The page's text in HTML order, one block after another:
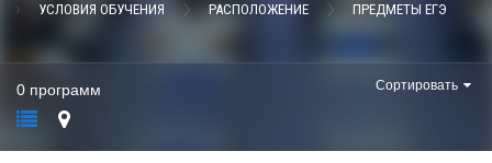
УСЛОВИЯ ОБУЧЕНИЯ РАСПОЛОЖЕНИЕ ПРЕДМЕТЫ ЕГЭ
0 программ Сортировать